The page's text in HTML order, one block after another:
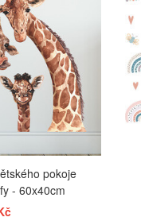
pokoje
- 60x40cm